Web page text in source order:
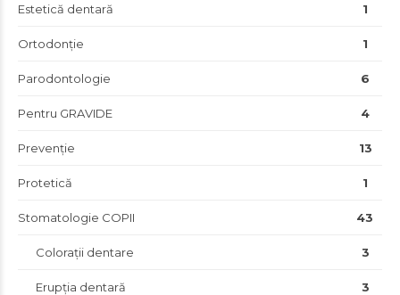
Estetică dentară 1
Ortodonție 1
Parodontologie 6
Pentru GRAVIDE 4
Prevenție 13
Protetică 1
Stomatologie COPII 43
Colorații dentare 3
Erupția dentară 3